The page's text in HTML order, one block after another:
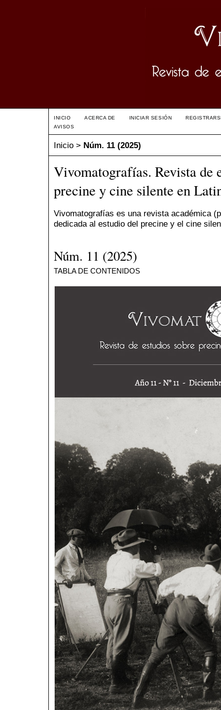
INICIO ACERCA DE INICIAR SESIÓN
AVISOS
Inicio > Núm. 11 (2025)
Vivomatografías. Revista de
precine y cine silente en
Vivomatografías es una revista académica
dedicada al estudio del precine y el cine
Núm. 11 (2025)
TABLA DE CONTENIDOS